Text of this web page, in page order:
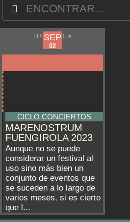
FUENGIROLA
MAY
13
SEP
02
CICLO CONCIERTOS
MARENOSTRUM
FUENGIROLA 2023
Aunque no se puede
considerar un festival al
uso sino más bien un
conjunto de eventos que
se suceden a lo largo de
varios meses, si es cierto
que l...